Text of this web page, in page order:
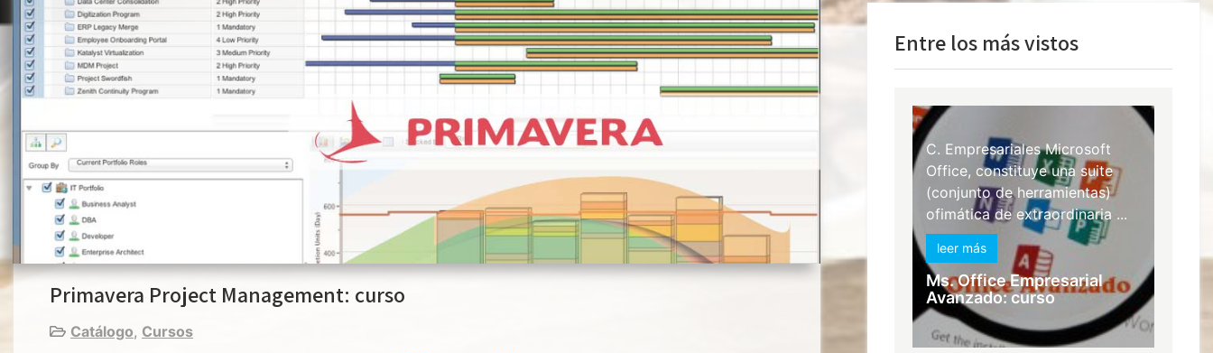
Primavera Project Management: curso
Catálogo, Cursos
Entre los más vistos
C. Empresariales Microsoft
Office, constituye una suite
(conjunto de herramientas)
ofimática de extraordinaria ...
leer más
Ms. Office Empresarial
Avanzado: curso